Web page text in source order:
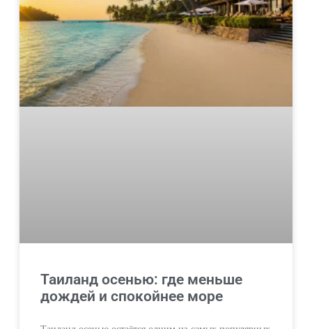
Таиланд осенью: где меньше
дождей и спокойнее море